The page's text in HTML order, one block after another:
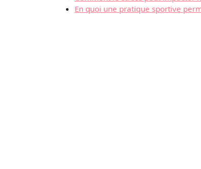
En quoi une pratique sportive